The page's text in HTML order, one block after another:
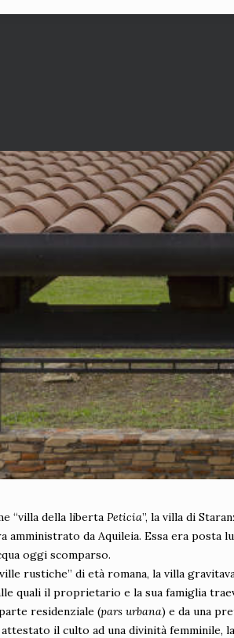
“villa della liberta Peticia”, la villa di
amministrato da Aquileia. Essa era posta
oggi scomparso.
rustiche” di età romana, la villa
quali il proprietario e la sua famiglia
residenziale (pars urbana) e da una
il culto ad una divinità femminile,